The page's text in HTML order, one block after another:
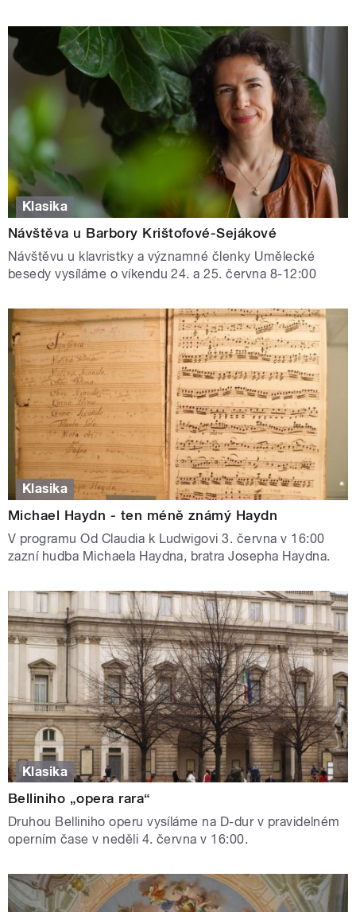
Klasika
Návštěva u Barbory Krištofové-Sejákové
Návštěvu u klavristky a významné členky Umělecké
besedy vysíláme o víkendu 24. a 25. června 8-12:00
Klasika
Michael Haydn - ten méně známý Haydn
V programu Od Claudia k Ludwigovi 3. června v 16:00
zazní hudba Michaela Haydna, bratra Josepha Haydna.
Klasika
Belliniho „opera rara“
Druhou Belliniho operu vysíláme na D-dur v pravidelném
operním čase v neděli 4. června v 16:00.